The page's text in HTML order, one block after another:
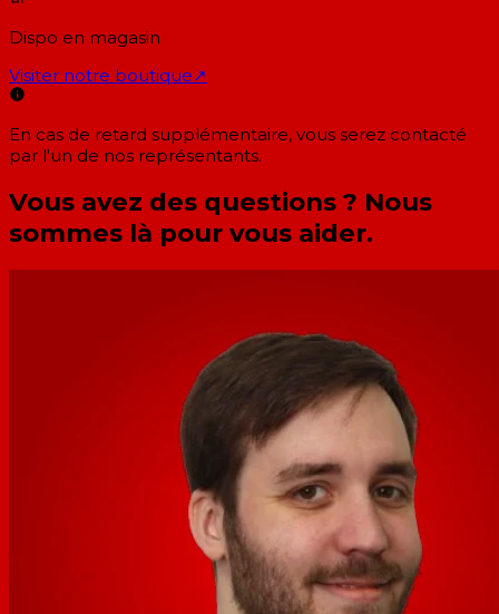
Dispo en magasin
Visiter notre boutique↗
En cas de retard supplémentaire, vous serez contacté
par l'un de nos représentants.
Vous avez des questions ? Nous
sommes là pour vous aider.